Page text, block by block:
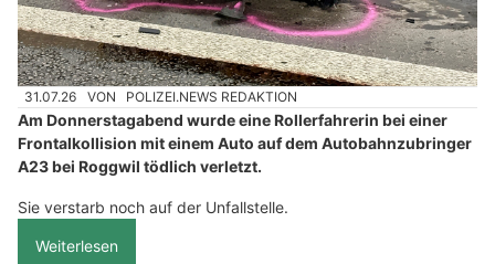
31.07.26 VON POLIZEI.NEWS REDAKTION
Am Donnerstagabend wurde eine Rollerfahrerin bei einer
Frontalkollision mit einem Auto auf dem Autobahnzubringer
A23 bei Roggwil tödlich verletzt.
Sie verstarb noch auf der Unfallstelle.
Weiterlesen